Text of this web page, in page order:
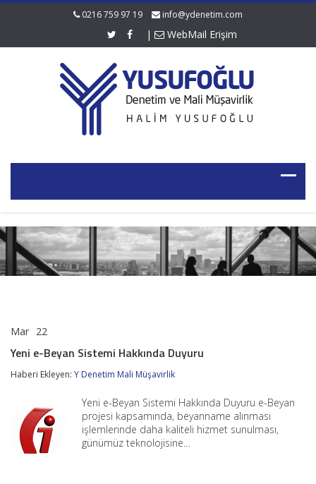
0216 759 97 19 info@ydenetim.com
| WebMail Erişim
Mar 22
Beyan
Hakkında
Yeni e-Beyan Sistemi Hakkında Duyuru
Haberi Ekleyen: Y Denetim Mali Müşavirlik
Yeni e-Beyan Sistemi Hakkında Duyuru e-Beyan
projesi kapsamında, beyanname alınması
işlemlerinde daha kaliteli hizmet sunulması,
günümüz teknolojisine…